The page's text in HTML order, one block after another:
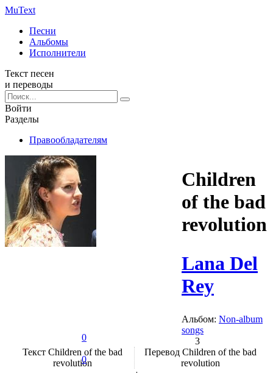
MuText
Песни
Альбомы
Исполнители
Текст песен
и переводы
Войти
Разделы
Правообладателям
0
0
Children
of the bad
revolution
Lana Del
Rey
Альбом: Non-album
songs
3
Текст Children of the bad
revolution
Перевод Children of the bad
revolution